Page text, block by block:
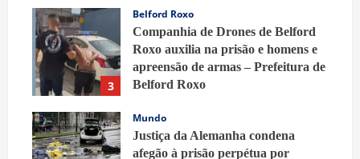
3
Belford Roxo
Companhia de Drones de Belford
Roxo auxilia na prisão e homens e
apreensão de armas – Prefeitura de
Belford Roxo
Mundo
Justiça da Alemanha condena
afegão à prisão perpétua por